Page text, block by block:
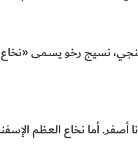
نسيج رخو يسمى «نخاع
أصفر. أما نخاع العظم